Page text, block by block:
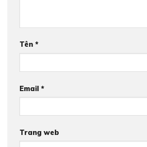
Tên *
Email *
Trang web